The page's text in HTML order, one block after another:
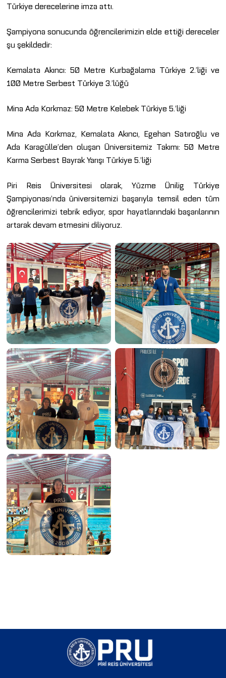
Türkiye derecelerine imza attı.
Şampiyona sonucunda öğrencilerimizin elde ettiği dereceler
şu şekildedir:
Kemalata Akıncı: 50 Metre Kurbağalama Türkiye 2.’liği ve
100 Metre Serbest Türkiye 3.’lüğü
Mina Ada Korkmaz: 50 Metre Kelebek Türkiye 5.’liği
Mina Ada Korkmaz, Kemalata Akıncı, Egehan Satıroğlu ve
Ada Karagülle’den oluşan Üniversitemiz Takımı: 50 Metre
Karma Serbest Bayrak Yarışı Türkiye 5.’liği
Piri Reis Üniversitesi olarak, Yüzme Ünilig Türkiye
Şampiyonası’nda üniversitemizi başarıyla temsil eden tüm
öğrencilerimizi tebrik ediyor, spor hayatlarındaki başarılarının
artarak devam etmesini diliyoruz.